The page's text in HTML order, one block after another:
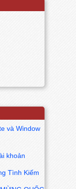
và Window
khoản
Tình Kiếm